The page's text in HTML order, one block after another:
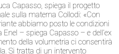
Capasso, spiega il progetto
sulla materna Collodi: «Con
abbiamo posto le condizioni
– spiega Capasso – e dell’ex
della volumetria ci consentirà
Si tratta di un intervento